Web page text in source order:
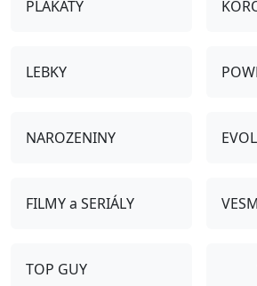
PLAKÁTY
LEBKY
NAROZENINY
FILMY a SERIÁLY
TOP GUY